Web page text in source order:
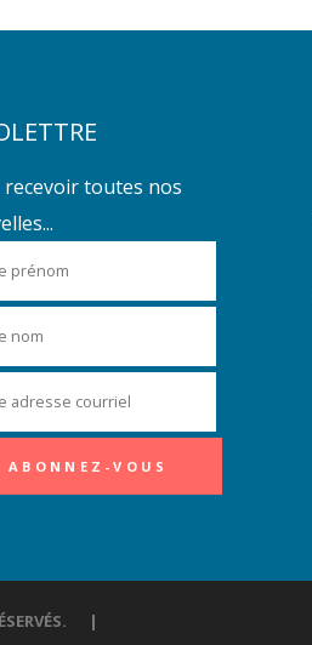
recevoir toutes nos
|